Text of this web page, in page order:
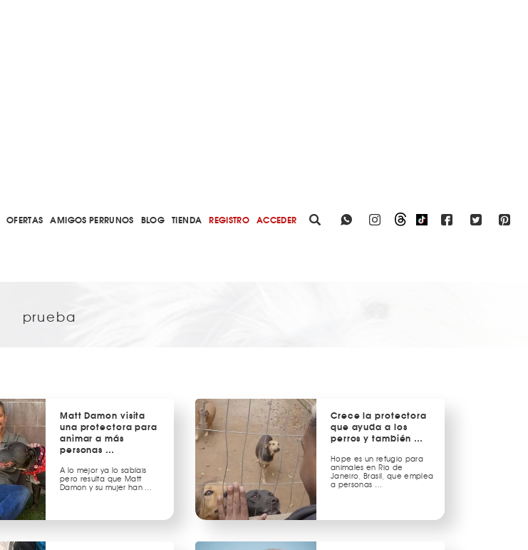
OFERTAS AMIGOS PERRUNOS BLOG TIENDA REGISTRO ACCEDER
prueba
Matt Damon visita
una protectora para
animar a más
personas …
A lo mejor ya lo sabíais
pero resulta que Matt
Damon y su mujer han …
Crece la protectora
que ayuda a los
perros y también …
Hope es un refugio para
animales en Rio de
Janeiro, Brasil, que emplea
a personas …